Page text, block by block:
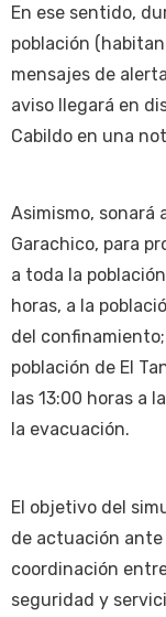
En ese sentido,
población
mensajes de
aviso llegará en
Cabildo en una
Asimismo, sonará
Garachico, para
a toda la
horas, a la
del
población de El
las 13:00 horas a
la evacuación.
El objetivo del
de actuación
coordinación
seguridad y